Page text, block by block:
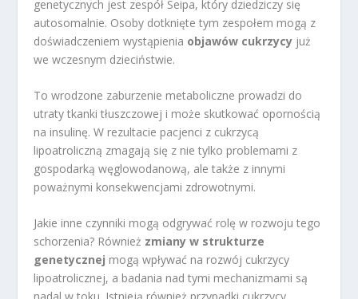
genetycznych jest zespół Seipa, który dziedziczy się
autosomalnie. Osoby dotknięte tym zespołem mogą z
doświadczeniem wystąpienia objawów cukrzycy już
we wczesnym dzieciństwie.
To wrodzone zaburzenie metaboliczne prowadzi do
utraty tkanki tłuszczowej i może skutkować opornością
na insulinę. W rezultacie pacjenci z cukrzycą
lipoatroliczną zmagają się z nie tylko problemami z
gospodarką węglowodanową, ale także z innymi
poważnymi konsekwencjami zdrowotnymi.
Jakie inne czynniki mogą odgrywać rolę w rozwoju tego
schorzenia? Również zmiany w strukturze
genetycznej mogą wpływać na rozwój cukrzycy
lipoatrolicznej, a badania nad tymi mechanizmami są